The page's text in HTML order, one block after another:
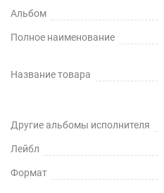
Альбом
Полное наименование
Название товара
Другие альбомы исполнителя
Лейбл
Формат